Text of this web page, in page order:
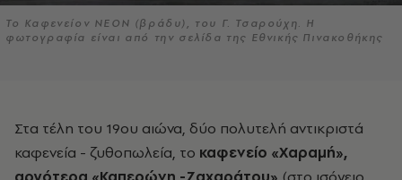
Το Καφενείον ΝΕΟΝ (βράδυ), του Γ. Τσαρούχη. Η
φωτογραφία είναι από την σελίδα της Εθνικής Πινακοθήκης
Στα τέλη του 19ου αιώνα, δύο πολυτελή αντικριστά
καφενεία - ζυθοπωλεία, το καφενείο «Χαραμή»,